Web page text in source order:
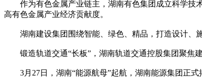
作为有色金属产业链主，湖南有色集团成立科学技术
高有色金属产业经济贡献度。
湖南建设集团围绕智能、绿色、精品，打造设计、施
锻造轨道交通“长板”，湖南轨道交通控股集团聚焦建
3月27日，湖南“能源航母”起航，湖南能源集团正式